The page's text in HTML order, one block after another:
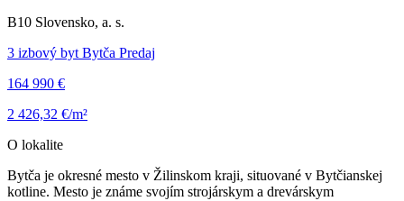
B10 Slovensko, a. s.
3 izbový byt Bytča Predaj
164 990 €
2 426,32 €/m²
O lokalite
Bytča je okresné mesto v Žilinskom kraji, situované v Bytčianskej
kotline. Mesto je známe svojím strojárskym a drevárskym